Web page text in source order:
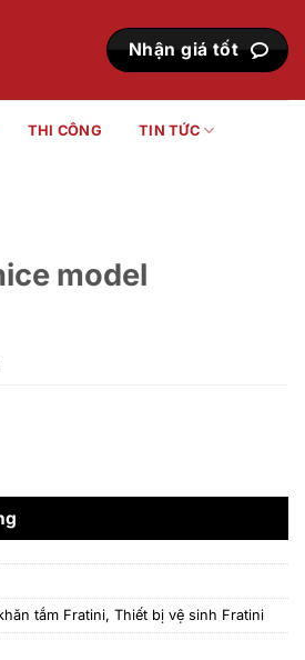
Nhận giá tốt
THI CÔNG TIN TỨC
model
₫.
số lượng
tắm Fratini, Thiết bị vệ sinh Fratini